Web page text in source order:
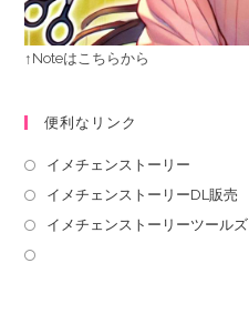
↑Noteはこちらから
便利なリンク
イメチェンストーリー
イメチェンストーリーDL販売
イメチェンストーリーツールズ